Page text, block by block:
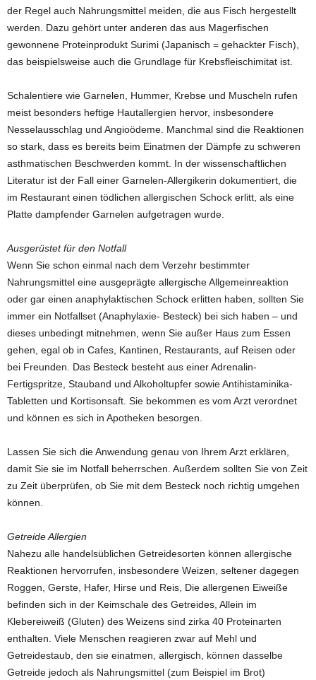
der Regel auch Nahrungsmittel meiden, die aus Fisch hergestellt
werden. Dazu gehört unter anderen das aus Magerfischen
gewonnene Proteinprodukt Surimi (Japanisch = gehackter Fisch),
das beispielsweise auch die Grundlage für Krebsfleischimitat ist.
Schalentiere wie Garnelen, Hummer, Krebse und Muscheln rufen
meist besonders heftige Hautallergien hervor, insbesondere
Nesselausschlag und Angioödeme. Manchmal sind die Reaktionen
so stark, dass es bereits beim Einatmen der Dämpfe zu schweren
asthmatischen Beschwerden kommt. In der wissenschaftlichen
Literatur ist der Fall einer Garnelen-Allergikerin dokumentiert, die
im Restaurant einen tödlichen allergischen Schock erlitt, als eine
Platte dampfender Garnelen aufgetragen wurde.
Ausgerüstet für den Notfall
Wenn Sie schon einmal nach dem Verzehr bestimmter
Nahrungsmittel eine ausgeprägte allergische Allgemeinreaktion
oder gar einen anaphylaktischen Schock erlitten haben, sollten Sie
immer ein Notfallset (Anaphylaxie- Besteck) bei sich haben – und
dieses unbedingt mitnehmen, wenn Sie außer Haus zum Essen
gehen, egal ob in Cafes, Kantinen, Restaurants, auf Reisen oder
bei Freunden. Das Besteck besteht aus einer Adrenalin-
Fertigspritze, Stauband und Alkoholtupfer sowie Antihistaminika-
Tabletten und Kortisonsaft. Sie bekommen es vom Arzt verordnet
und können es sich in Apotheken besorgen.
Lassen Sie sich die Anwendung genau von Ihrem Arzt erklären,
damit Sie sie im Notfall beherrschen. Außerdem sollten Sie von Zeit
zu Zeit überprüfen, ob Sie mit dem Besteck noch richtig umgehen
können.
Getreide Allergien
Nahezu alle handelsüblichen Getreidesorten können allergische
Reaktionen hervorrufen, insbesondere Weizen, seltener dagegen
Roggen, Gerste, Hafer, Hirse und Reis, Die allergenen Eiweiße
befinden sich in der Keimschale des Getreides, Allein im
Klebereiweiß (Gluten) des Weizens sind zirka 40 Proteinarten
enthalten. Viele Menschen reagieren zwar auf Mehl und
Getreidestaub, den sie einatmen, allergisch, können dasselbe
Getreide jedoch als Nahrungsmittel (zum Beispiel im Brot)